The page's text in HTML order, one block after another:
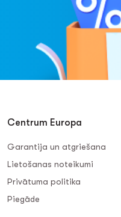
Centrum Europa
Garantija un atgriešana
Lietošanas noteikumi
Privātuma politika
Piegāde